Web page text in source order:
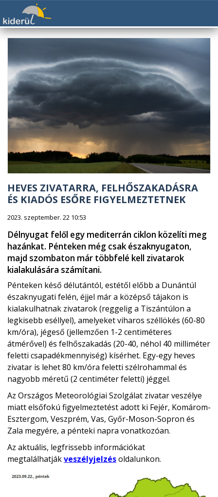
HEVES ZIVATARRA, FELHŐSZAKADÁSRA
ÉS KIADÓS ESŐRE FIGYELMEZTETNEK
2023. szeptember. 22 10:53
Délnyugat felől egy mediterrán ciklon közelíti meg
hazánkat. Pénteken még csak északnyugaton,
majd szombaton már többfelé kell zivatarok
kialakulására számítani.
Pénteken késő délutántól, estétől előbb a Dunántúl
északnyugati felén, éjjel már a középső tájakon is
kialakulhatnak zivatarok (reggelig a Tiszántúlon a
legkisebb eséllyel), amelyeket viharos széllökés (60-80
km/óra), jégeső (jellemzően 1-2 centiméteres
átmérővel) és felhőszakadás (20-40, néhol 40 milliméter
feletti csapadékmennyiség) kísérhet. Egy-egy heves
zivatar is lehet 80 km/óra feletti szélrohammal és
nagyobb méretű (2 centiméter feletti) jéggel.
Az Országos Meteorológiai Szolgálat zivatar veszélye
miatt elsőfokú figyelmeztetést adott ki Fejér, Komárom-
Esztergom, Veszprém, Vas, Győr-Moson-Sopron és
Zala megyére, a pénteki napra vonatkozóan.
Az aktuális, legfrissebb információkat
megtalálhatjákveszélyjelzésoldalunkon.